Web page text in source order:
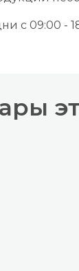
с 09:00 -